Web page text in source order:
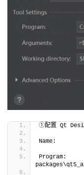
①配置 Qt
Name:
Program: